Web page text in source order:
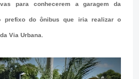
para conhecerem a garagem da
prefixo do ônibus que iria realizar o
Via Urbana.